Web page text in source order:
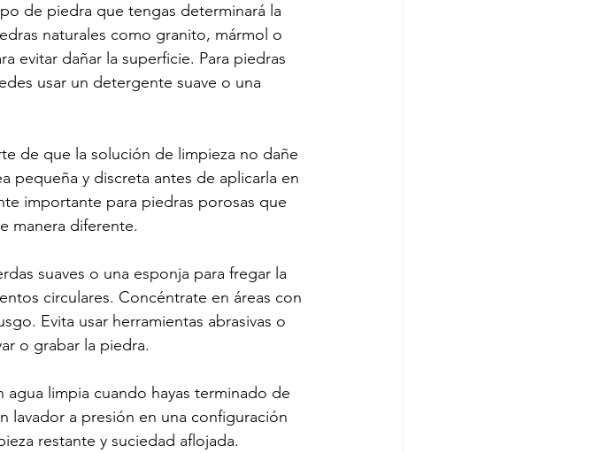
de piedra que tengas determinará la
naturales como granito, mármol o
evitar dañar la superficie. Para piedras
usar un detergente suave o una
de que la solución de limpieza no dañe
pequeña y discreta antes de aplicarla en
importante para piedras porosas que
manera diferente.
suaves o una esponja para fregar la
circulares. Concéntrate en áreas con
Evita usar herramientas abrasivas o
o grabar la piedra.
agua limpia cuando hayas terminado de
lavador a presión en una configuración
restante y suciedad aflojada.